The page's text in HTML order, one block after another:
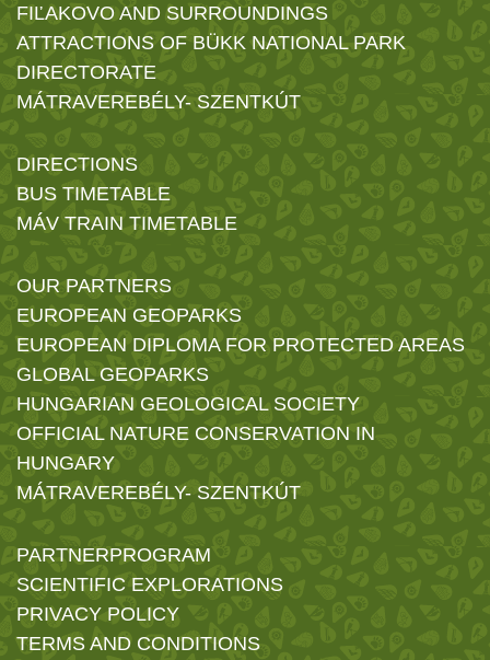
FIĽAKOVO AND SURROUNDINGS
ATTRACTIONS OF BÜKK NATIONAL PARK
DIRECTORATE
MÁTRAVEREBÉLY- SZENTKÚT
DIRECTIONS
BUS TIMETABLE
MÁV TRAIN TIMETABLE
OUR PARTNERS
EUROPEAN GEOPARKS
EUROPEAN DIPLOMA FOR PROTECTED AREAS
GLOBAL GEOPARKS
HUNGARIAN GEOLOGICAL SOCIETY
OFFICIAL NATURE CONSERVATION IN
HUNGARY
MÁTRAVEREBÉLY- SZENTKÚT
PARTNERPROGRAM
SCIENTIFIC EXPLORATIONS
PRIVACY POLICY
TERMS AND CONDITIONS